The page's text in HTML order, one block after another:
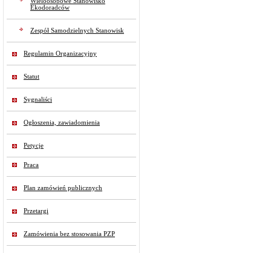
Ekodoradców
Zespół Samodzielnych Stanowisk
Regulamin Organizacyjny
Statut
Sygnaliści
Ogłoszenia, zawiadomienia
Petycje
Praca
Plan zamówień publicznych
Przetargi
Zamówienia bez stosowania PZP